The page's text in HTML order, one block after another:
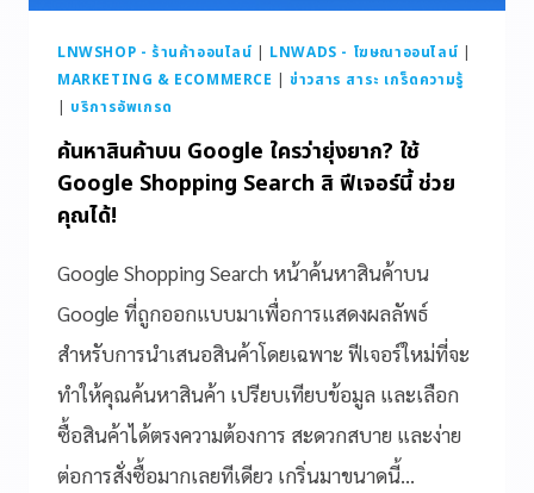
LNWSHOP - ร้านค้าออนไลน์ | LNWADS - โฆษณาออนไลน์ |
MARKETING & ECOMMERCE |ข่าวสาร สาระ เกร็ดความรู้
| บริการอัพเกรด
ค้นหาสินค้าบน Google ใครว่ายุ่งยาก? ใช้
Google Shopping Search สิ ฟีเจอร์นี้ ช่วย
คุณได้!
Google Shopping Search หน้าค้นหาสินค้าบน
Google ที่ถูกออกแบบมาเพื่อการแสดงผลลัพธ์
สำหรับการนำเสนอสินค้าโดยเฉพาะ ฟีเจอร์ใหม่ที่จะ
ทำให้คุณค้นหาสินค้า เปรียบเทียบข้อมูล และเลือก
ซื้อสินค้าได้ตรงความต้องการ สะดวกสบาย และง่าย
ต่อการสั่งซื้อมากเลยทีเดียว เกริ่นมาขนาดนี้…